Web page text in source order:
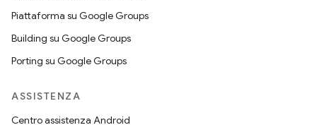
Piattaforma su Google Groups
Building su Google Groups
Porting su Google Groups
ASSISTENZA
Centro assistenza Android